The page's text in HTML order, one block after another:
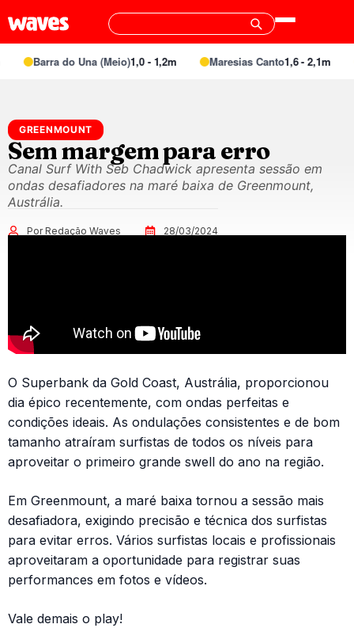
Barra do Una (Meio)1,0 - 1,2m Maresias Canto1,6 - 2,1m
GREENMOUNT
Sem margem para erro
Canal Surf With Seb Chadwick apresenta sessão em
ondas desafiadores na maré baixa de Greenmount,
Austrália.
Por Redação Waves 28/03/2024
O Superbank da Gold Coast, Austrália, proporcionou
dia épico recentemente, com ondas perfeitas e
condições ideais. As ondulações consistentes e de bom
tamanho atraíram surfistas de todos os níveis para
aproveitar o primeiro grande swell do ano na região.
Em Greenmount, a maré baixa tornou a sessão mais
desafiadora, exigindo precisão e técnica dos surfistas
para evitar erros. Vários surfistas locais e profissionais
aproveitaram a oportunidade para registrar suas
performances em fotos e vídeos.
Vale demais o play!